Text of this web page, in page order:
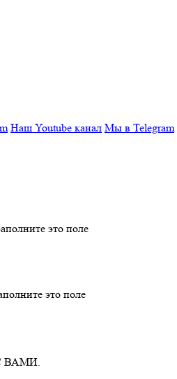
Наш Youtube канал Мы в Telegram
это поле
это поле
ВАМИ.